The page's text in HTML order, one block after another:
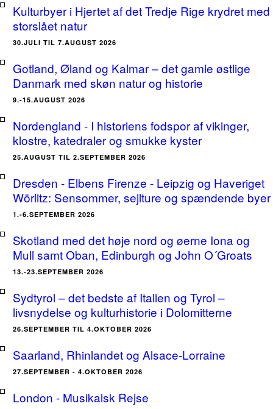
Kulturbyer i Hjertet af det Tredje Rige krydret med
storslået natur
30.JULI TIL 7.AUGUST 2026
Gotland, Øland og Kalmar – det gamle østlige
Danmark med skøn natur og historie
9.-15.AUGUST 2026
Nordengland - I historiens fodspor af vikinger,
klostre, katedraler og smukke kyster
25.AUGUST TIL 2.SEPTEMBER 2026
Dresden - Elbens Firenze - Leipzig og Haveriget
Wörlitz: Sensommer, sejlture og spændende byer
1.-6.SEPTEMBER 2026
Skotland med det høje nord og øerne Iona og
Mull samt Oban, Edinburgh og John O´Groats
13.-23.SEPTEMBER 2026
Sydtyrol – det bedste af Italien og Tyrol –
livsnydelse og kulturhistorie i Dolomitterne
26.SEPTEMBER TIL 4.OKTOBER 2026
Saarland, Rhinlandet og Alsace-Lorraine
27.SEPTEMBER - 4.OKTOBER 2026
London - Musikalsk Rejse